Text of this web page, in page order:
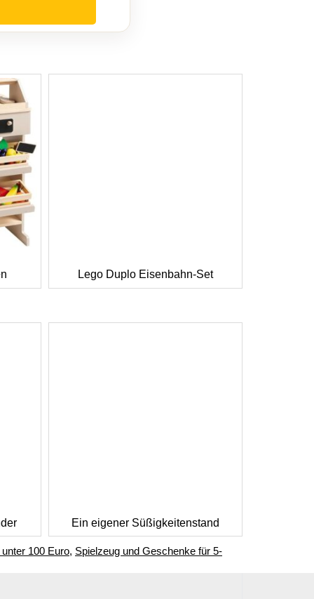
Lego Duplo Eisenbahn-Set
Ein eigener Süßigkeitenstand
100 Euro, Spielzeug und Geschenke für 5-